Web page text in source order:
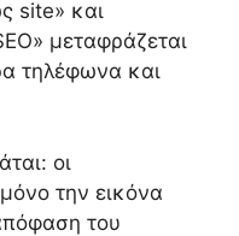
site» και
μεταφράζεται
τηλέφωνα και
οι
την εικόνα
του